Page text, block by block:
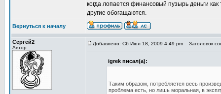
когда лопается финансовый пузырь деньги
другие обогащаются.
Вернуться к началу
Сергей2
Автор
Добавлено: Сб Июл 18, 2009 4:49 pm Заголовок
igrek писал(а):
Таким образом, потребляется весь
проблема есть, но лишь моральная, в